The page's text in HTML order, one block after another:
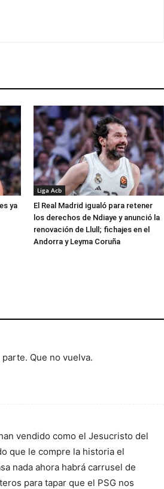
ya
Liga Acb
El Real Madrid igualó para retener
los derechos de Ndiaye y anunció la
renovación de Llull; fichajes en el
Andorra y Leyma Coruña
Que no vuelva.
vendido como el Jesucristo del
que le compre la historia el
nada ahora habrá carrusel de
para tapar que el PSG nos